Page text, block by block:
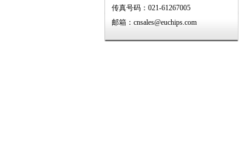
传真号码：021-61267005
邮箱：cnsales@euchips.com